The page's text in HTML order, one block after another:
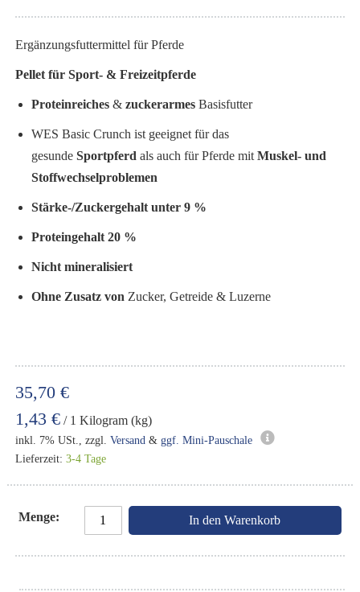
35,70 €
1,43 € / 1 Kilogram (kg)
inkl. 7% USt., zzgl.Versand &ggf. Mini-Pauschale
Lieferzeit:3-4 Tage
Menge In den Warenkorb
Ergänzungsfuttermittel für Pferde
Pellet für Sport- & Freizeitpferde
Proteinreiches &zuckerarmes Basisfutter
WES Basic Crunch ist geeignet für das
gesundeSportpferd als auch für Pferde mitMuskel- und
Stoffwechselproblemen
Stärke-/Zuckergehalt unter 9 %
Proteingehalt 20 %
Nicht mineralisiert
Ohne Zusatz von Zucker, Getreide & Luzerne